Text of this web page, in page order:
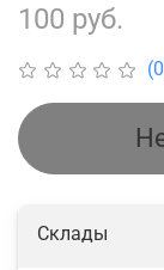
100 руб.
Склады